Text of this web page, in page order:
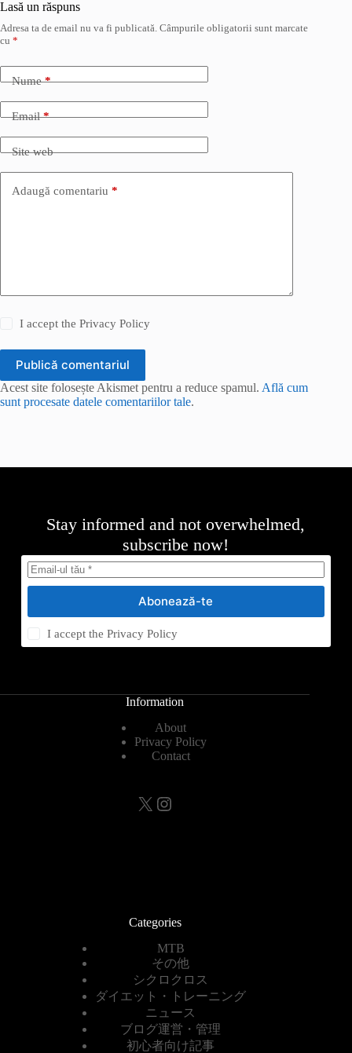
Lasă un răspuns
Adresa ta de email nu va fi publicată. Câmpurile obligatorii sunt marcate
cu *
Nume*
Email*
Site web
Adaugă comentariu *
I accept thePrivacy Policy
Publică comentariul
Acest site folosește Akismet pentru a reduce spamul. Află cum
sunt procesate datele comentariilor tale.
Stay informed and not overwhelmed,
subscribe now!
Abonează-te
I accept thePrivacy Policy
Information
About
Privacy Policy
Contact
X Instagram
Categories
MTB
その他
シクロクロス
ダイエット・トレーニング
ニュース
ブログ運営・管理
初心者向け記事